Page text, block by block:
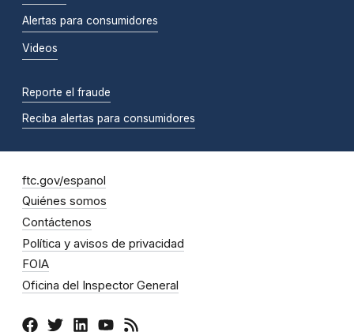
Alertas para consumidores
Videos
Reporte el fraude
Reciba alertas para consumidores
ftc.gov/espanol
Quiénes somos
Contáctenos
Política y avisos de privacidad
FOIA
Oficina del Inspector General